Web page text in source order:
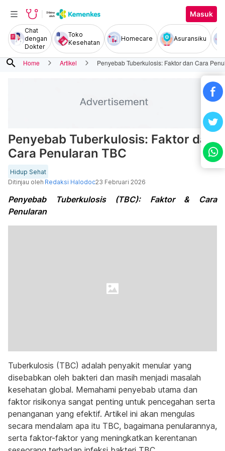
Masuk
Chat
dengan
Dokter
Toko
Kesehatan
Homecare Asuransiku
search Home Artikel Penyebab Tuberkulosis: Faktor dan Cara
Penyebab Tuberkulosis: Faktor dan
Cara Penularan TBC
Hidup Sehat
Ditinjau oleh Redaksi Halodoc23 Februari 2026
Penyebab Tuberkulosis (TBC): Faktor & Cara
Penularan
Tuberkulosis (TBC) adalah penyakit menular yang
disebabkan oleh bakteri dan masih menjadi masalah
kesehatan global. Memahami penyebab utama dan
faktor risikonya sangat penting untuk pencegahan serta
penanganan yang efektif. Artikel ini akan mengulas
secara mendalam apa itu TBC, bagaimana penularannya,
serta faktor-faktor yang meningkatkan kerentanan